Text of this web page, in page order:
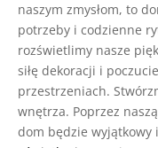
naszym zmysłom, to
potrzeby i codzienne
rozświetlimy nasze
siłę dekoracji i
przestrzeniach.
wnętrza. Poprzez
dom będzie